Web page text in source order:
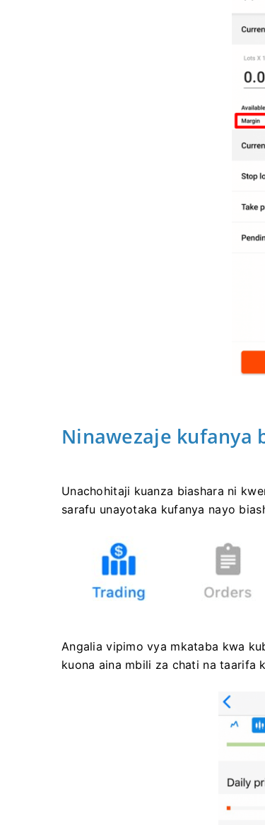
Ninawezaje kufanya
Unachohitaji kuanza biashara ni
sarafu unayotaka kufanya nayo
Angalia vipimo vya mkataba kwa
kuona aina mbili za chati na taarifa